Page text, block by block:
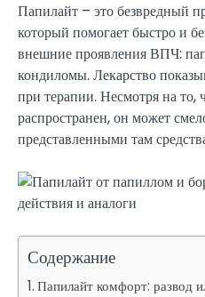
Папилайт – это безвредный
который помогает быстро и
внешние проявления ВПЧ:
кондиломы. Лекарство
при терапии. Несмотря на то,
распространен, он может
представленными там
Содержание
Папилайт комфорт: развод